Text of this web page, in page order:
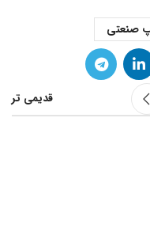
صنعتی
قدیمی تر